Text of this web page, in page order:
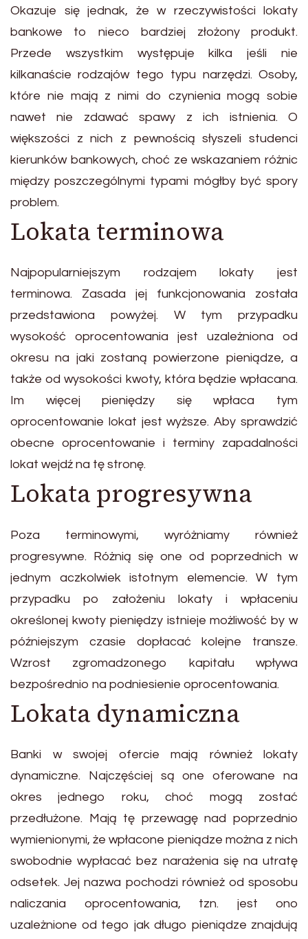
Okazuje się jednak, że w rzeczywistości lokaty
bankowe to nieco bardziej złożony produkt.
Przede wszystkim występuje kilka jeśli nie
kilkanaście rodzajów tego typu narzędzi. Osoby,
które nie mają z nimi do czynienia mogą sobie
nawet nie zdawać spawy z ich istnienia. O
większości z nich z pewnością słyszeli studenci
kierunków bankowych, choć ze wskazaniem różnic
między poszczególnymi typami mógłby być spory
problem.
Lokata terminowa
Najpopularniejszym rodzajem lokaty jest
terminowa. Zasada jej funkcjonowania została
przedstawiona powyżej. W tym przypadku
wysokość oprocentowania jest uzależniona od
okresu na jaki zostaną powierzone pieniądze, a
także od wysokości kwoty, która będzie wpłacana.
Im więcej pieniędzy się wpłaca tym
oprocentowanie lokat jest wyższe. Aby sprawdzić
obecne oprocentowanie i terminy zapadalności
lokat wejdź na tę stronę.
Lokata progresywna
Poza terminowymi, wyróżniamy również
progresywne. Różnią się one od poprzednich w
jednym aczkolwiek istotnym elemencie. W tym
przypadku po założeniu lokaty i wpłaceniu
określonej kwoty pieniędzy istnieje możliwość by w
późniejszym czasie dopłacać kolejne transze.
Wzrost zgromadzonego kapitału wpływa
bezpośrednio na podniesienie oprocentowania.
Lokata dynamiczna
Banki w swojej ofercie mają również lokaty
dynamiczne. Najczęściej są one oferowane na
okres jednego roku, choć mogą zostać
przedłużone. Mają tę przewagę nad poprzednio
wymienionymi, że wpłacone pieniądze można z nich
swobodnie wypłacać bez narażenia się na utratę
odsetek. Jej nazwa pochodzi również od sposobu
naliczania oprocentowania, tzn. jest ono
uzależnione od tego jak długo pieniądze znajdują